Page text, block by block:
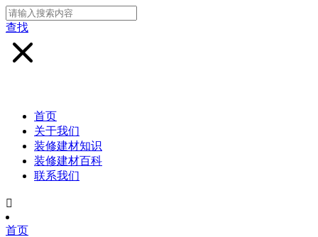
查找
首页
关于我们
装修建材知识
装修建材百科
联系我们

首页